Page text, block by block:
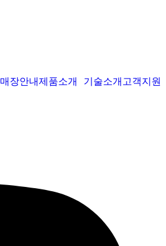
매장안내제품소개 기술소개 고객지원